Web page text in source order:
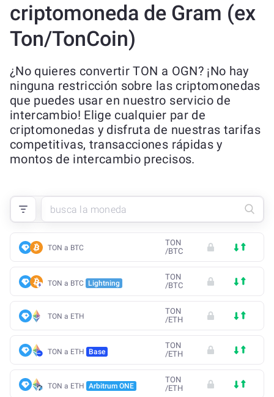
criptomoneda de Gram (ex
Ton/TonCoin)
¿No quieres convertir TON a OGN? ¡No hay
ninguna restricción sobre las criptomonedas
que puedes usar en nuestro servicio de
intercambio! Elige cualquier par de
criptomonedas y disfruta de nuestras tarifas
competitivas, transacciones rápidas y
montos de intercambio precisos.
TON a BTC
TON
/BTC
TON a BTC Lightning
TON
/BTC
TON a ETH
TON
/ETH
TON a ETH Base
TON
/ETH
TON a ETH Arbitrum ONE
TON
/ETH